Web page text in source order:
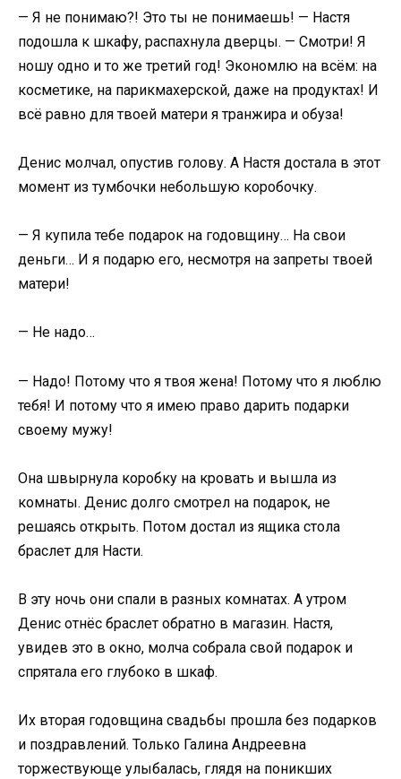
— Я не понимаю?! Это ты не понимаешь! — Настя
подошла к шкафу, распахнула дверцы. — Смотри! Я
ношу одно и то же третий год! Экономлю на всём: на
косметике, на парикмахерской, даже на продуктах! И
всё равно для твоей матери я транжира и обуза!
Денис молчал, опустив голову. А Настя достала в этот
момент из тумбочки небольшую коробочку.
— Я купила тебе подарок на годовщину… На свои
деньги… И я подарю его, несмотря на запреты твоей
матери!
— Не надо…
— Надо! Потому что я твоя жена! Потому что я люблю
тебя! И потому что я имею право дарить подарки
своему мужу!
Она швырнула коробку на кровать и вышла из
комнаты. Денис долго смотрел на подарок, не
решаясь открыть. Потом достал из ящика стола
браслет для Насти.
В эту ночь они спали в разных комнатах. А утром
Денис отнёс браслет обратно в магазин. Настя,
увидев это в окно, молча собрала свой подарок и
спрятала его глубоко в шкаф.
Их вторая годовщина свадьбы прошла без подарков
и поздравлений. Только Галина Андреевна
торжествующе улыбалась, глядя на поникших